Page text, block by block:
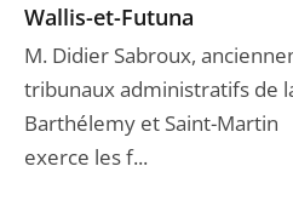
Wallis-et-Futuna
M. Didier Sabroux,
tribunaux administratifs de
Barthélemy et Saint-Martin
exerce les f...